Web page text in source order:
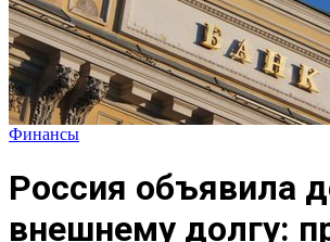
Финансы
Россия объявила
внешнему долгу: